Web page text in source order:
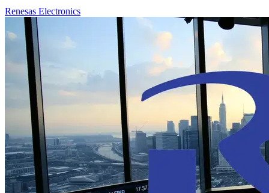
Renesas Electronics